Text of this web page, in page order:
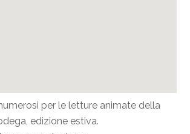
per le letture animate della
edizione estiva.